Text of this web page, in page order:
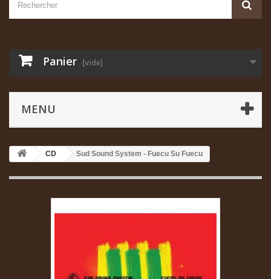
Panier (vide)
MENU
CD Sud Sound System - Fuecu Su Fuecu